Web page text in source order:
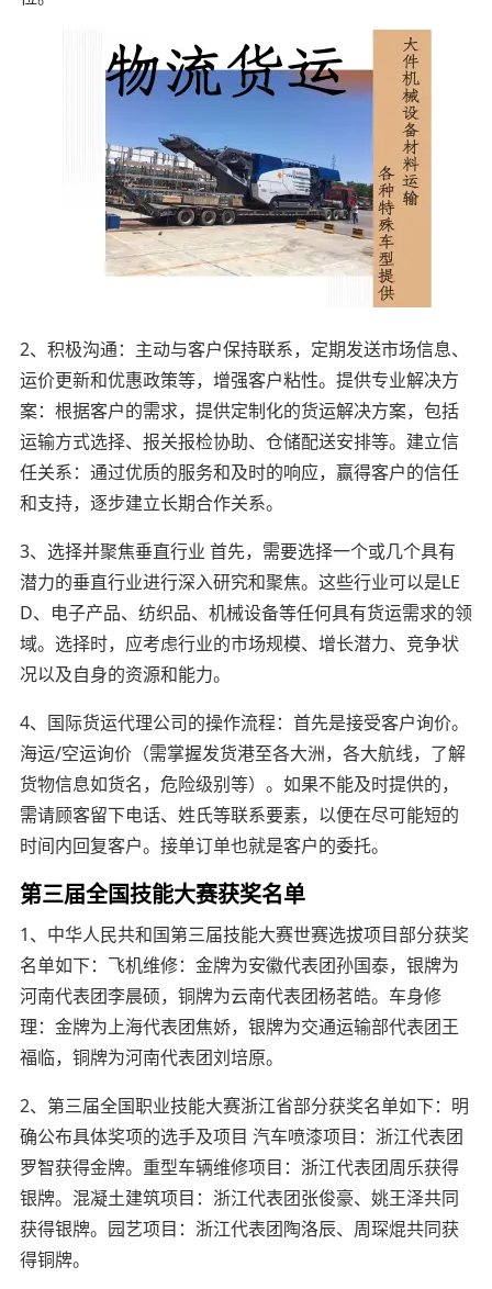
2、积极沟通：主动与客户保持联系，定期发送市场信息、
运价更新和优惠政策等，增强客户粘性。提供专业解决方
案：根据客户的需求，提供定制化的货运解决方案，包括
运输方式选择、报关报检协助、仓储配送安排等。建立信
任关系：通过优质的服务和及时的响应，赢得客户的信任
和支持，逐步建立长期合作关系。
3、选择并聚焦垂直行业 首先，需要选择一个或几个具有
潜力的垂直行业进行深入研究和聚焦。这些行业可以是LE
D、电子产品、纺织品、机械设备等任何具有货运需求的领
域。选择时，应考虑行业的市场规模、增长潜力、竞争状
况以及自身的资源和能力。
4、国际货运代理公司的操作流程：首先是接受客户询价。
海运/空运询价（需掌握发货港至各大洲，各大航线，了解
货物信息如货名，危险级别等）。如果不能及时提供的，
需请顾客留下电话、姓氏等联系要素，以便在尽可能短的
时间内回复客户。接单订单也就是客户的委托。
第三届全国技能大赛获奖名单
1、中华人民共和国第三届技能大赛世赛选拔项目部分获奖
名单如下：飞机维修：金牌为安徽代表团孙国泰，银牌为
河南代表团李晨硕，铜牌为云南代表团杨茗皓。车身修
理：金牌为上海代表团焦娇，银牌为交通运输部代表团王
福临，铜牌为河南代表团刘培原。
2、第三届全国职业技能大赛浙江省部分获奖名单如下：明
确公布具体奖项的选手及项目 汽车喷漆项目：浙江代表团
罗智获得金牌。重型车辆维修项目：浙江代表团周乐获得
银牌。混凝土建筑项目：浙江代表团张俊豪、姚王泽共同
获得银牌。园艺项目：浙江代表团陶洛辰、周琛焜共同获
得铜牌。